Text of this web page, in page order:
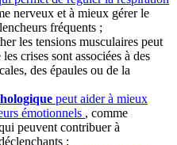
nerveux et à mieux gérer le
fréquents ;
les tensions musculaires peut
crises sont associées à des
des épaules ou de la
peut aider à mieux
émotionnels , comme
peuvent contribuer à
;